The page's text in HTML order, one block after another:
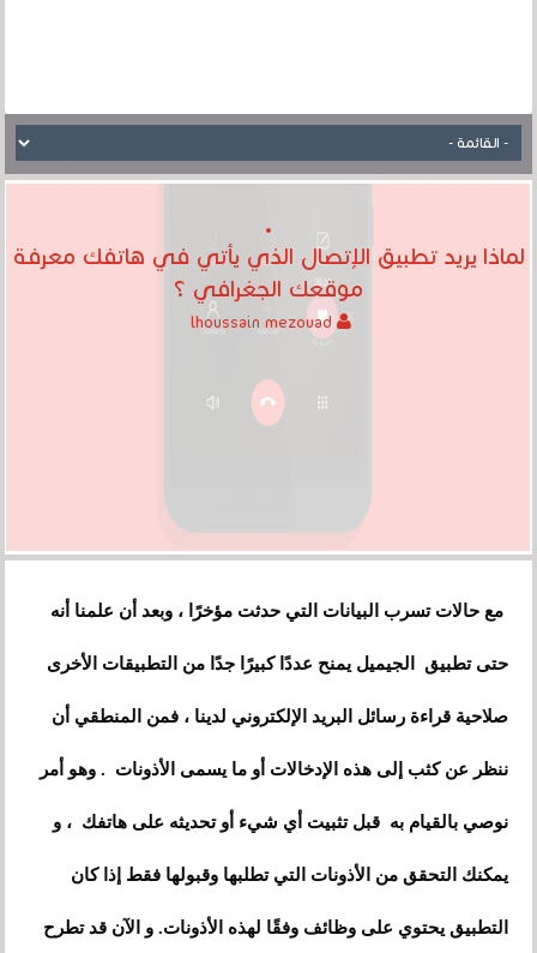
لماذا يريد تطبيق الإتصال الذي يأتي في هاتفك معرفة
موقعك الجغرافي ؟
مع حالات تسرب البيانات التي حدثت مؤخرًا ، وبعد أن علمنا أنه
حتى تطبيق الجيميل يمنح عددًا كبيرًا جدًا من التطبيقات الأخرى
صلاحية قراءة رسائل البريد الإلكتروني لدينا ، فمن المنطقي أن
ننظر عن كثب إلى هذه الإدخالات أو ما يسمى الأذونات . وهو أمر
نوصي بالقيام به قبل تثبيت أي شيء أو تحديثه على هاتفك ، و
يمكنك التحقق من الأذونات التي تطلبها وقبولها فقط إذا كان
التطبيق يحتوي على وظائف وفقًا لهذه الأذونات. و الآن قد تطرح